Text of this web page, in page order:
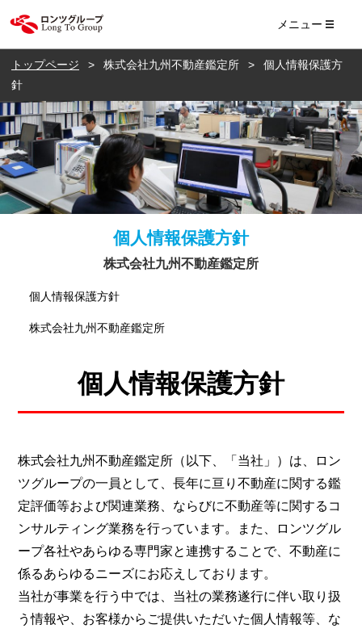
メニュー
トップページ 株式会社九州不動産鑑定所
個人情報保護方
針
個人情報保護方針
株式会社九州不動産鑑定所
個人情報保護方針
株式会社九州不動産鑑定所
個人情報保護方針
株式会社九州不動産鑑定所（以下、「当社」）は、ロン
ツグループの一員として、長年に亘り不動産に関する鑑
定評価等および関連業務、ならびに不動産等に関するコ
ンサルティング業務を行っています。また、ロンツグル
ープ各社やあらゆる専門家と連携することで、不動産に
係るあらゆるニーズにお応えしております。
当社が事業を行う中では、当社の業務遂行に伴い取り扱
う情報や、お客様からご提供いただいた個人情報等、な